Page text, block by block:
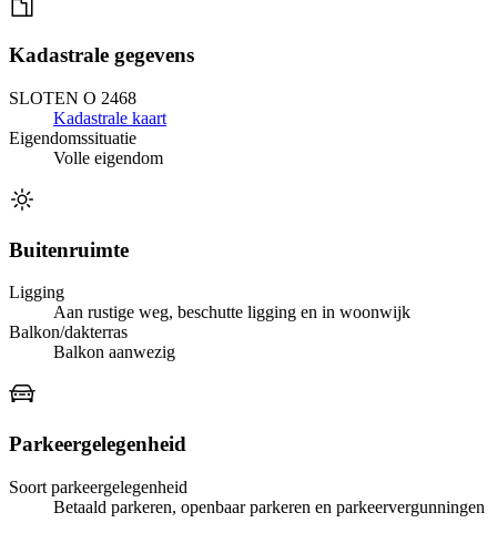
Kadastrale gegevens
SLOTEN O 2468
Kadastrale kaart
Eigendomssituatie
Volle eigendom
Buitenruimte
Ligging
Aan rustige weg, beschutte ligging en in woonwijk
Balkon/dakterras
Balkon aanwezig
Parkeergelegenheid
Soort parkeergelegenheid
Betaald parkeren, openbaar parkeren en parkeervergunningen